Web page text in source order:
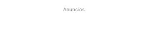
Anuncios